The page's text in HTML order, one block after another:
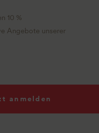
10 %
Angebote unserer
anmelden